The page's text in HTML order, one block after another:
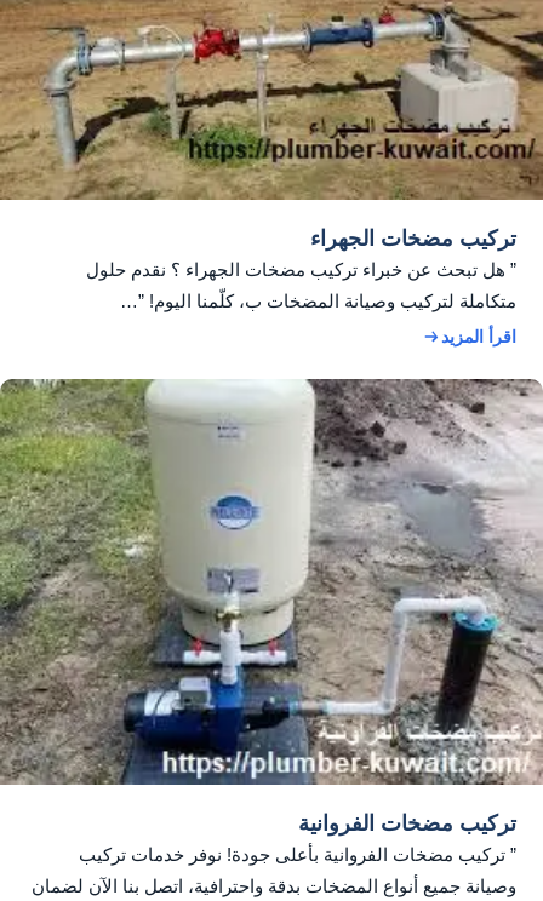
تركيب مضخات الجهراء
” هل تبحث عن خبراء تركيب مضخات الجهراء ؟ نقدم حلول
متكاملة لتركيب وصيانة المضخات ب، كلّمنا اليوم! ”…
اقرأ المزيد
تركيب مضخات الفروانية
” تركيب مضخات الفروانية بأعلى جودة! نوفر خدمات تركيب
وصيانة جميع أنواع المضخات بدقة واحترافية، اتصل بنا الآن لضمان